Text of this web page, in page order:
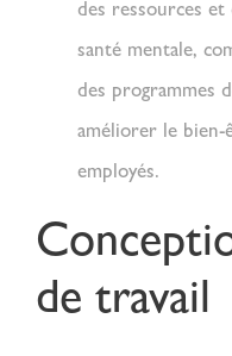
des ressources et
santé mentale,
des programmes
améliorer le bien-
employés.
de travail